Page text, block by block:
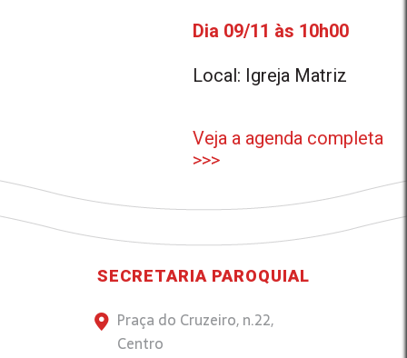
Dia 09/11 às 10h00
Local: Igreja Matriz
Veja a agenda completa
>>>
SECRETARIA PAROQUIAL
Praça do Cruzeiro, n.22,
Centro